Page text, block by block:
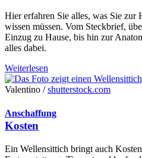
Hier erfahren Sie alles, was Sie zur
wissen müssen. Vom Steckbrief,
Einzug zu Hause, bis hin zur
alles dabei.
Weiterlesen
Valentino /shutterstock.com
Anschaffung
Kosten
Ein Wellensittich bringt auch